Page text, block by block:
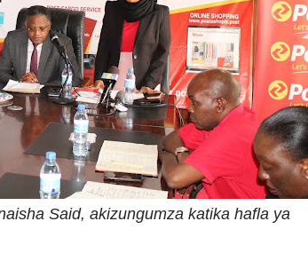
Said, akizungumza katika hafla ya